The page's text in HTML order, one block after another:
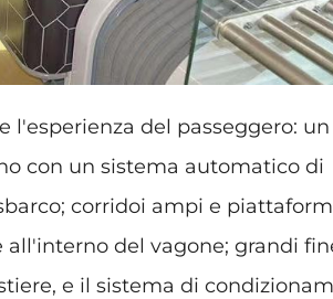
l'esperienza del passeggero: un
con un sistema automatico di
corridoi ampi e
del vagone; grandi
e il sistema di